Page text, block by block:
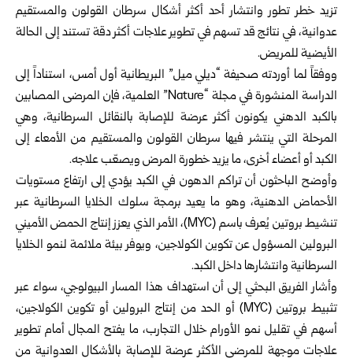
تزيد خطر تطور وانتشار أحد أكثر أشكال سرطان القولون والمستقيم
عدوانية، في نتائج قد تسهم في تطوير علاجات أكثر دقة تستند إلى الحالة
الأيضية للمريض.
ووفقاً لما أوردته صحيفة “ديلي ميل” البريطانية أول أمس، استناداً إلى
الدراسة المنشورة في مجلة “Nature” العلمية، فإن المرضى المصابين
بالكبد الدهني يكونون أكثر عرضة للإصابة بالنقائل السرطانية، وهي
المرحلة التي ينتشر فيها سرطان القولون والمستقيم من الأمعاء إلى
الكبد أو أعضاء أخرى، ما يزيد خطورة المرض ويصعّب علاجه.
وأوضح الباحثون أن تراكم الدهون في الكبد يؤدي إلى ارتفاع مستويات
الأحماض الدهنية، وهو ما يعيد برمجة سلوك الخلايا السرطانية عبر
تنشيط بروتين يُعرف باسم (MYC)، الأمر الذي يعزز إنتاج الحمض الأميني
البرولين المسؤول عن تكوين الكولاجين، ويوفر بيئة ملائمة لنمو الخلايا
السرطانية وانتشارها داخل الكبد.
وأشار الفريق البحثي إلى أن استهداف هذا المسار البيولوجي، سواء عبر
تثبيط بروتين (MYC) أو الحد من إنتاج البرولين أو تكوين الكولاجين،
أسهم في تقليل نمو الأورام خلال التجارب، ما يفتح المجال أمام تطوير
علاجات موجهة للمرضى الأكثر عرضة للإصابة بالأشكال العدوانية من